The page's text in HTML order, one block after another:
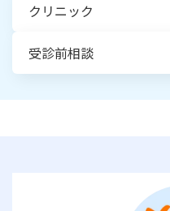
クリニック
受診前相談